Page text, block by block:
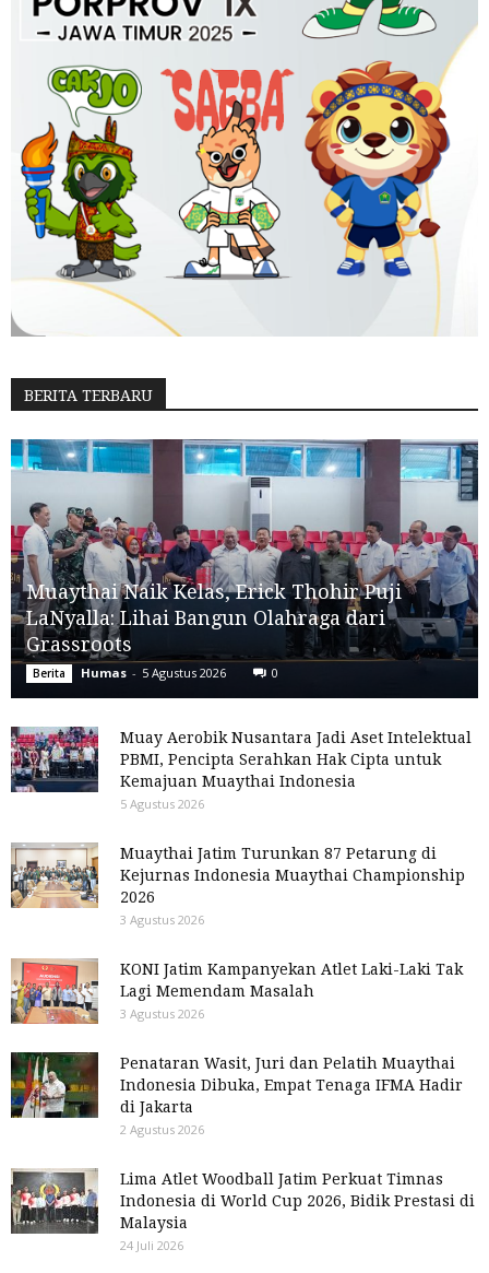
BERITA TERBARU
Muaythai Naik Kelas, Erick Thohir Puji
LaNyalla: Lihai Bangun Olahraga dari
Grassroots
Berita Humas - 5 Agustus 2026 0
Muay Aerobik Nusantara Jadi Aset Intelektual
PBMI, Pencipta Serahkan Hak Cipta untuk
Kemajuan Muaythai Indonesia
5 Agustus 2026
Muaythai Jatim Turunkan 87 Petarung di
Kejurnas Indonesia Muaythai Championship
2026
3 Agustus 2026
KONI Jatim Kampanyekan Atlet Laki-Laki Tak
Lagi Memendam Masalah
3 Agustus 2026
Penataran Wasit, Juri dan Pelatih Muaythai
Indonesia Dibuka, Empat Tenaga IFMA Hadir
di Jakarta
2 Agustus 2026
Lima Atlet Woodball Jatim Perkuat Timnas
Indonesia di World Cup 2026, Bidik Prestasi di
Malaysia
24 Juli 2026